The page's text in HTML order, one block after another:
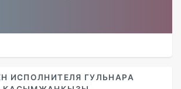
ИСПОЛНИТЕЛЯ ГУЛЬНАРА